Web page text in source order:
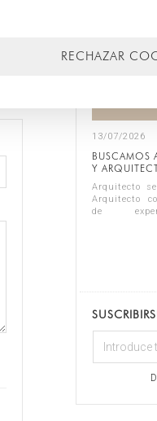
13/07/2026
BUSCAMOS
Y
Arquitecto
Arquitecto
de
RECHAZAR